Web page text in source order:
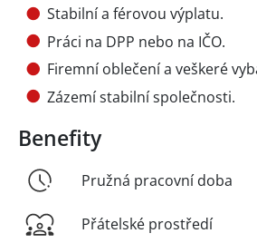
Stabilní a férovou výplatu.
Práci na DPP nebo na IČO.
Firemní oblečení a veškeré
Zázemí stabilní společnosti.
Benefity
Pružná pracovní doba
Přátelské prostředí